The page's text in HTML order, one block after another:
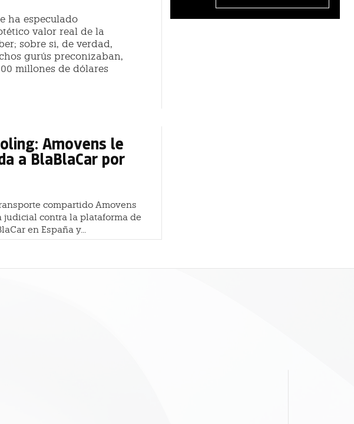
ha especulado
valor real de la
sobre si, de verdad,
gurús preconizaban,
millones de dólares
Amovens le
a BlaBlaCar por
compartido Amovens
contra la plataforma de
en España y...